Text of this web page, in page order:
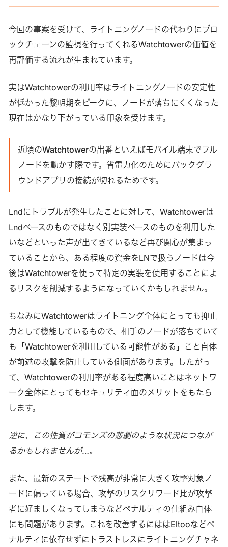
今回の事案を受けて、ライトニングノードの代わりにブロ
ックチェーンの監視を行ってくれるWatchtowerの価値を
再評価する流れが生まれています。
実はWatchtowerの利用率はライトニングノードの安定性
が低かった黎明期をピークに、ノードが落ちにくくなった
現在はかなり下がっている印象を受けます。
近頃のWatchtowerの出番といえばモバイル端末でフル
ノードを動かす際です。省電力化のためにバックグラ
ウンドアプリの接続が切れるためです。
Lndにトラブルが発生したことに対して、Watchtowerは
Lndベースのものではなく別実装ベースのものを利用した
いなどといった声が出てきているなど再び関心が集まっ
ていることから、ある程度の資金をLNで扱うノードは今
後はWatchtowerを使って特定の実装を使用することによ
るリスクを削減するようになっていくかもしれません。
ちなみにWatchtowerはライトニング全体にとっても抑止
力として機能しているもので、相手のノードが落ちていて
も「Watchtowerを利用している可能性がある」こと自体
が前述の攻撃を防止している側面があります。したがっ
て、Watchtowerの利用率がある程度高いことはネットワ
ーク全体にとってもセキュリティ面のメリットをもたら
します。
逆に、この性質がコモンズの悲劇のような状況につなが
るかもしれませんが…。
また、最新のステートで残高が非常に大きく攻撃対象ノ
ードに偏っている場合、攻撃のリスクリワード比が攻撃
者に好ましくなってしまうなどペナルティの仕組み自体
にも問題があります。これを改善するにははEltooなどペ
ナルティに依存せずにトラストレスにライトニングチャネ